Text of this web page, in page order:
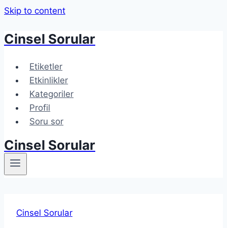
Skip to content
Cinsel Sorular
Etiketler
Etkinlikler
Kategoriler
Profil
Soru sor
Cinsel Sorular
Cinsel Sorular